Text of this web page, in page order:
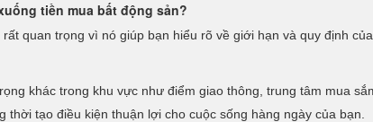
tiền mua bất động sản?
quan trọng vì nó giúp bạn hiểu rõ về giới hạn và quy định
khác trong khu vực như điểm giao thông, trung tâm mua
tạo điều kiện thuận lợi cho cuộc sống hàng ngày của bạn.